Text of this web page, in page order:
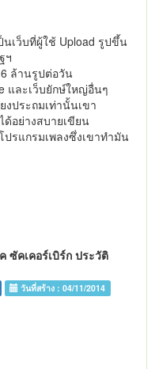
นเว็บที่ผู้ใช้ Upload รูปขึ้น
ฯ
ล้านรูปต่อวัน
และเว็บยักษ์ใหญ่อื่นๆ
งประถมเท่านั้นเขา
ด้อย่างสบายเขียน
รแกรมเพลงซึ่งเขาทำมัน
ซัคเคอร์เบิร์ก ประวัติ
วันที่สร้าง :04/11/2014